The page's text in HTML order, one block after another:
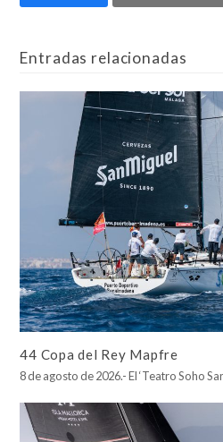
Entradas relacionadas
44 Copa del Rey Mapfre
8 de agosto de 2026.- El ‘Teatro Soho